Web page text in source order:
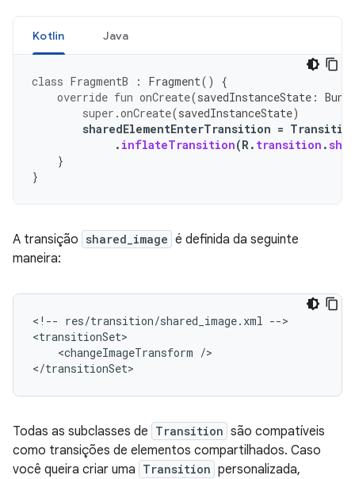
Kotlin Java
class FragmentB : Fragment()
{
override fun onCreate(savedInstanceState :
super .onCreate(savedInstanceState)
sharedElementEnterTransition =
. inflateTransition(R. transition .
}
}
A transição shared_image é definida da seguinte
maneira:
<!-- res/transition/shared_image.xml -->
<changeImageTransform />
Todas as subclasses de Transition são compatíveis
como transições de elementos compartilhados. Caso
você queira criar uma Transition personalizada,